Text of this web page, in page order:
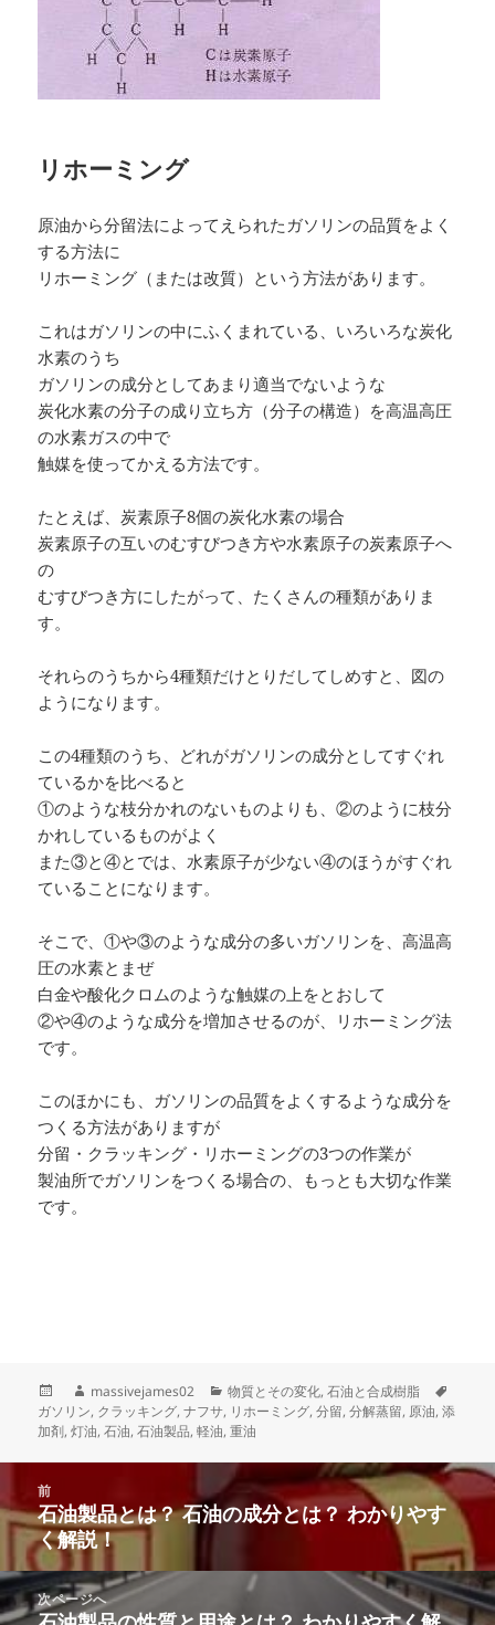
リホーミング
原油から分留法によってえられたガソリンの品質をよく
する方法に
リホーミング（または改質）という方法があります。
これはガソリンの中にふくまれている、いろいろな炭化
水素のうち
ガソリンの成分としてあまり適当でないような
炭化水素の分子の成り立ち方（分子の構造）を高温高圧
の水素ガスの中で
触媒を使ってかえる方法です。
たとえば、炭素原子8個の炭化水素の場合
炭素原子の互いのむすびつき方や水素原子の炭素原子へ
の
むすびつき方にしたがって、たくさんの種類がありま
す。
それらのうちから4種類だけとりだしてしめすと、図の
ようになります。
この4種類のうち、どれがガソリンの成分としてすぐれ
ているかを比べると
①のような枝分かれのないものよりも、②のように枝分
かれしているものがよく
また③と④とでは、水素原子が少ない④のほうがすぐれ
ていることになります。
そこで、①や③のような成分の多いガソリンを、高温高
圧の水素とまぜ
白金や酸化クロムのような触媒の上をとおして
②や④のような成分を増加させるのが、リホーミング法
です。
このほかにも、ガソリンの品質をよくするような成分を
つくる方法がありますが
分留・クラッキング・リホーミングの3つの作業が
製油所でガソリンをつくる場合の、もっとも大切な作業
です。
稿
日:
作
成
者
massivejames02
カ
テ
ゴ
ー
物質とその変化,石油と合成樹脂
グ
ガソリン, クラッキング,ナフサ, リホーミング,分留,分解蒸留,原油,添
加剤,灯油,石油,石油製品,軽油,重油
稿
ナ
ゲ
ー
前
前
の
投
稿:
石油製品とは？ 石油の成分とは？ わかりやす
く解説！
次ページへ